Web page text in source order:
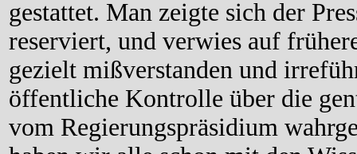
gestattet. Man zeigte sich der
reserviert, und verwies auf
gezielt mißverstanden und
öffentliche Kontrolle über die
vom Regierungspräsidium